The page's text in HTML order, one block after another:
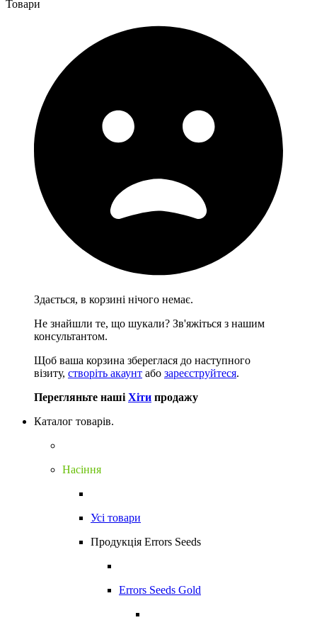
Товари
Здається, в корзині нічого немає.
Не знайшли те, що шукали? Зв'яжіться з нашим
консультантом.
Щоб ваша корзина збереглася до наступного
візиту, створіть акаунт або зареєструйтеся.
Перегляньте наші Хіти продажу
Каталог товарів.
Насіння
Усі товари
Продукція Errors Seeds
Errors Seeds Gold